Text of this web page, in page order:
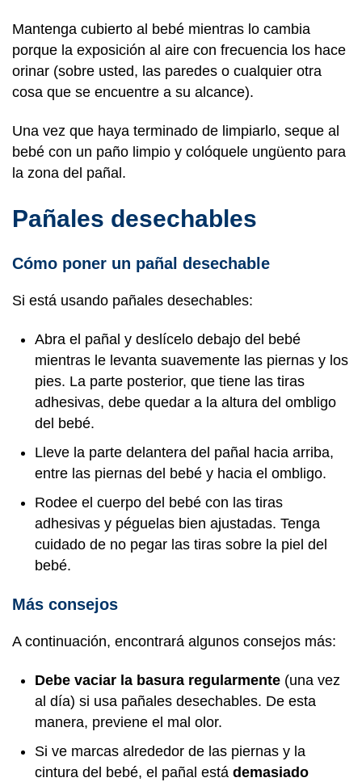
Mantenga cubierto al bebé mientras lo cambia
porque la exposición al aire con frecuencia los hace
orinar (sobre usted, las paredes o cualquier otra
cosa que se encuentre a su alcance).
Una vez que haya terminado de limpiarlo, seque al
bebé con un paño limpio y colóquele ungüento para
la zona del pañal.
Pañales desechables
Cómo poner un pañal desechable
Si está usando pañales desechables:
Abra el pañal y deslícelo debajo del bebé
mientras le levanta suavemente las piernas y los
pies. La parte posterior, que tiene las tiras
adhesivas, debe quedar a la altura del ombligo
del bebé.
Lleve la parte delantera del pañal hacia arriba,
entre las piernas del bebé y hacia el ombligo.
Rodee el cuerpo del bebé con las tiras
adhesivas y péguelas bien ajustadas. Tenga
cuidado de no pegar las tiras sobre la piel del
bebé.
Más consejos
A continuación, encontrará algunos consejos más:
Debe vaciar la basura regularmente(una vez
al día) si usa pañales desechables. De esta
manera, previene el mal olor.
Si ve marcas alrededor de las piernas y la
cintura del bebé, el pañal está demasiado